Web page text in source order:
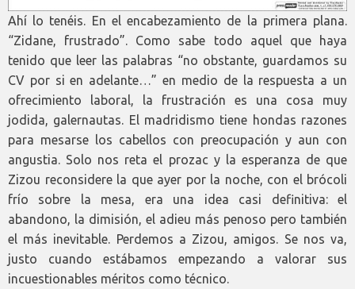
Ahí lo tenéis. En el encabezamiento de la primera plana.
“Zidane, frustrado”. Como sabe todo aquel que haya
tenido que leer las palabras “no obstante, guardamos su
CV por si en adelante…” en medio de la respuesta a un
ofrecimiento laboral, la frustración es una cosa muy
jodida, galernautas. El madridismo tiene hondas razones
para mesarse los cabellos con preocupación y aun con
angustia. Solo nos reta el prozac y la esperanza de que
Zizou reconsidere la que ayer por la noche, con el brócoli
frío sobre la mesa, era una idea casi definitiva: el
abandono, la dimisión, el adieu más penoso pero también
el más inevitable. Perdemos a Zizou, amigos. Se nos va,
justo cuando estábamos empezando a valorar sus
incuestionables méritos como técnico.